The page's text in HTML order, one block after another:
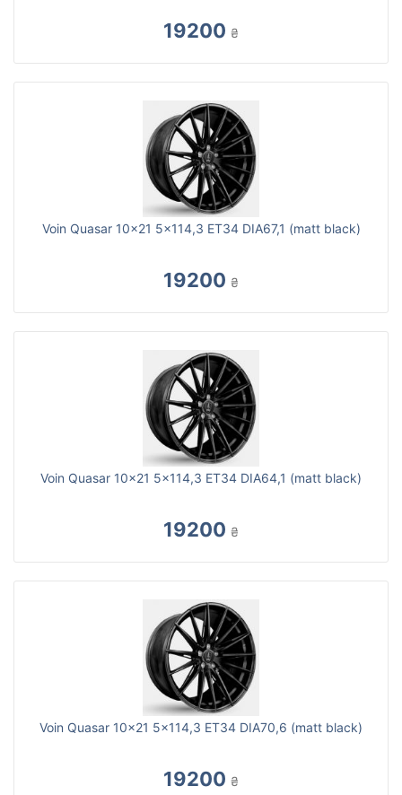
19200 ₴
Voin Quasar 10x21 5x114,3 ET34 DIA67,1 (matt black)
19200 ₴
Voin Quasar 10x21 5x114,3 ET34 DIA64,1 (matt black)
19200 ₴
Voin Quasar 10x21 5x114,3 ET34 DIA70,6 (matt black)
19200 ₴